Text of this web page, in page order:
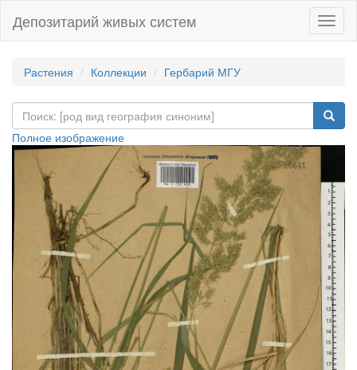
Депозитарий живых систем
Растения Коллекции Гербарий МГУ
Полное изображение